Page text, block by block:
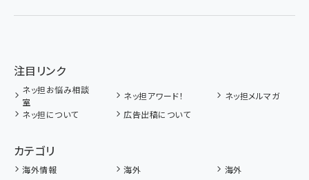
注目リンク
ネッ担お悩み相談
室
ネッ担アワード！
ネッ担メルマガ
ネッ担について
広告出稿について
カテゴリ
海外情報 海外
海外